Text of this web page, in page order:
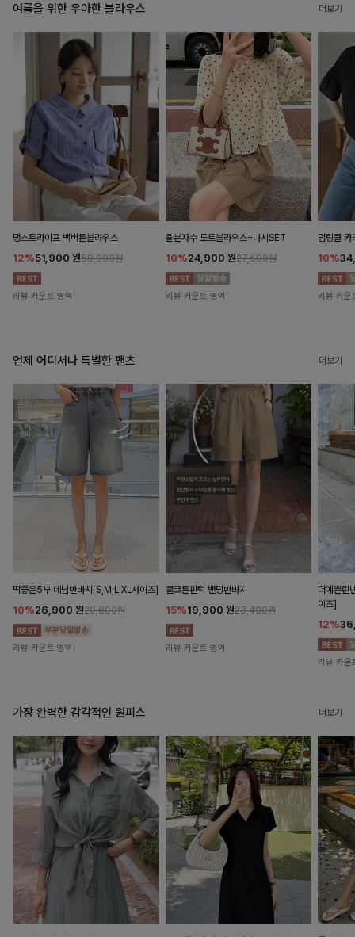
여름을 위한 우아한 블라우스 더보기
댕스트라이프 백버튼블라우스
12%51,900 원58,900원
리뷰 카운트 영역
율븐자수 도트블라우스+나시SET
10%24,900 원27,600원
리뷰 카운트 영역
덤링클 카
10%
리뷰 카운
언제 어디서나 특별한 팬츠 더보기
딱좋은5부 데님반바지[S,M,L,XL사이즈]
10%26,900 원29,800원
리뷰 카운트 영역
쿨코튼핀턱 밴딩반바지
15%19,900 원23,400원
리뷰 카운트 영역
더예쁜린
이즈]
12%
리뷰 카운
가장 완벽한 감각적인 원피스 더보기